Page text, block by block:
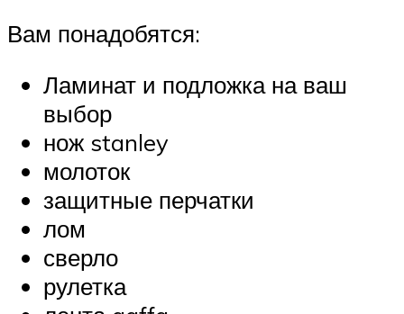
Вам понадобятся:
Ламинат и подложка на ваш
выбор
нож stanley
молоток
защитные перчатки
лом
сверло
рулетка